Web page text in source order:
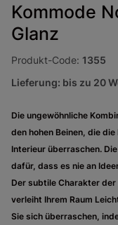
Kommode
Glanz
Produkt-Code: 1355
Lieferung: bis zu 20
Die ungewöhnliche
den hohen Beinen, die
Interieur überraschen.
dafür, dass es nie an
Der subtile Charakter
verleiht Ihrem Raum
Sie sich überraschen,